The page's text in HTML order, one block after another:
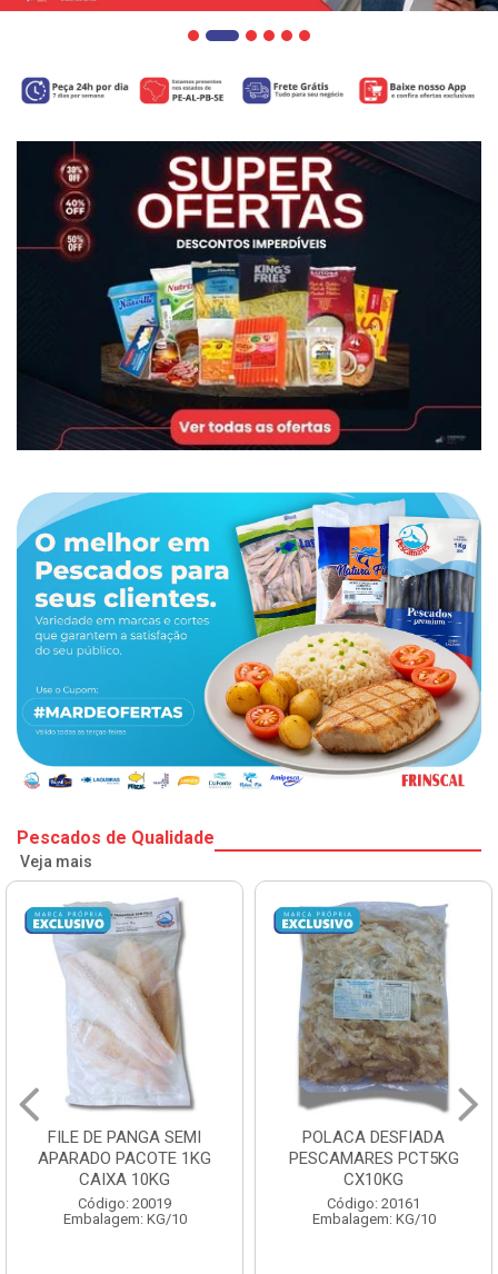
Pescados de Qualidade
Veja mais
FILE DE PANGA SEMI
APARADO PACOTE 1KG
CAIXA 10KG
Código: 20019
Embalagem: KG/10
POLACA DESFIADA
PESCAMARES PCT5KG
CX10KG
Código: 20161
Embalagem: KG/10